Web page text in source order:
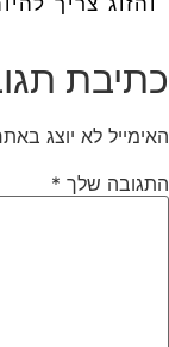
כתיבת
האימייל לא יוצג
התגובה שלך *